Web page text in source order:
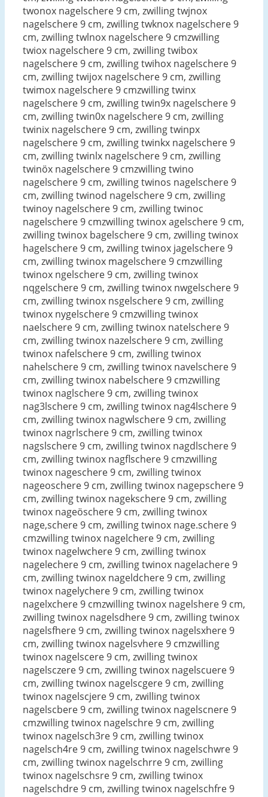
twonox nagelschere 9 cm, zwilling twjnox
nagelschere 9 cm, zwilling twknox nagelschere 9
cm, zwilling twlnox nagelschere 9 cmzwilling
twiox nagelschere 9 cm, zwilling twibox
nagelschere 9 cm, zwilling twihox nagelschere 9
cm, zwilling twijox nagelschere 9 cm, zwilling
twimox nagelschere 9 cmzwilling twinx
nagelschere 9 cm, zwilling twin9x nagelschere 9
cm, zwilling twin0x nagelschere 9 cm, zwilling
twinix nagelschere 9 cm, zwilling twinpx
nagelschere 9 cm, zwilling twinkx nagelschere 9
cm, zwilling twinlx nagelschere 9 cm, zwilling
twinöx nagelschere 9 cmzwilling twino
nagelschere 9 cm, zwilling twinos nagelschere 9
cm, zwilling twinod nagelschere 9 cm, zwilling
twinoy nagelschere 9 cm, zwilling twinoc
nagelschere 9 cmzwilling twinox agelschere 9 cm,
zwilling twinox bagelschere 9 cm, zwilling twinox
hagelschere 9 cm, zwilling twinox jagelschere 9
cm, zwilling twinox magelschere 9 cmzwilling
twinox ngelschere 9 cm, zwilling twinox
nqgelschere 9 cm, zwilling twinox nwgelschere 9
cm, zwilling twinox nsgelschere 9 cm, zwilling
twinox nygelschere 9 cmzwilling twinox
naelschere 9 cm, zwilling twinox natelschere 9
cm, zwilling twinox nazelschere 9 cm, zwilling
twinox nafelschere 9 cm, zwilling twinox
nahelschere 9 cm, zwilling twinox navelschere 9
cm, zwilling twinox nabelschere 9 cmzwilling
twinox naglschere 9 cm, zwilling twinox
nag3lschere 9 cm, zwilling twinox nag4lschere 9
cm, zwilling twinox nagwlschere 9 cm, zwilling
twinox nagrlschere 9 cm, zwilling twinox
nagslschere 9 cm, zwilling twinox nagdlschere 9
cm, zwilling twinox nagflschere 9 cmzwilling
twinox nageschere 9 cm, zwilling twinox
nageoschere 9 cm, zwilling twinox nagepschere 9
cm, zwilling twinox nagekschere 9 cm, zwilling
twinox nageöschere 9 cm, zwilling twinox
nage,schere 9 cm, zwilling twinox nage.schere 9
cmzwilling twinox nagelchere 9 cm, zwilling
twinox nagelwchere 9 cm, zwilling twinox
nagelechere 9 cm, zwilling twinox nagelachere 9
cm, zwilling twinox nageldchere 9 cm, zwilling
twinox nagelychere 9 cm, zwilling twinox
nagelxchere 9 cmzwilling twinox nagelshere 9 cm,
zwilling twinox nagelsdhere 9 cm, zwilling twinox
nagelsfhere 9 cm, zwilling twinox nagelsxhere 9
cm, zwilling twinox nagelsvhere 9 cmzwilling
twinox nagelscere 9 cm, zwilling twinox
nagelsczere 9 cm, zwilling twinox nagelscuere 9
cm, zwilling twinox nagelscgere 9 cm, zwilling
twinox nagelscjere 9 cm, zwilling twinox
nagelscbere 9 cm, zwilling twinox nagelscnere 9
cmzwilling twinox nagelschre 9 cm, zwilling
twinox nagelsch3re 9 cm, zwilling twinox
nagelsch4re 9 cm, zwilling twinox nagelschwre 9
cm, zwilling twinox nagelschrre 9 cm, zwilling
twinox nagelschsre 9 cm, zwilling twinox
nagelschdre 9 cm, zwilling twinox nagelschfre 9